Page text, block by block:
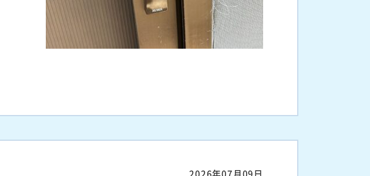
2026年07月09日